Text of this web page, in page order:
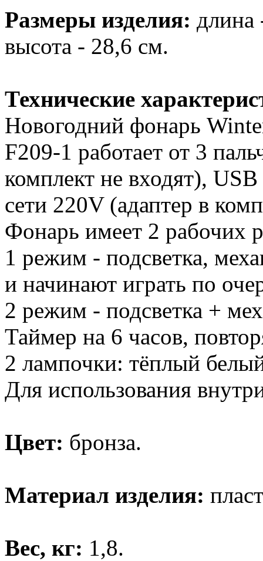
Размеры изделия:
высота - 28,6 см.
Технические
Новогодний фонарь
F209-1 работает от 3
комплект не входят),
сети 220V (адаптер в
Фонарь имеет 2 рабочих
1 режим - подсветка,
и начинают играть по
2 режим - подсветка +
Таймер на 6 часов,
2 лампочки: тёплый
Для использования
Цвет: бронза.
Материал изделия:
Вес, кг: 1,8.